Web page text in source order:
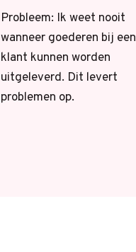
Probleem: Ik weet nooit
wanneer goederen bij een
klant kunnen worden
uitgeleverd. Dit levert
problemen op.